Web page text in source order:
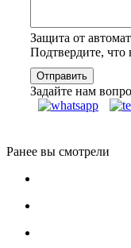
Защита от
Подтвердите, что
Задайте нам
Ранее вы смотрели